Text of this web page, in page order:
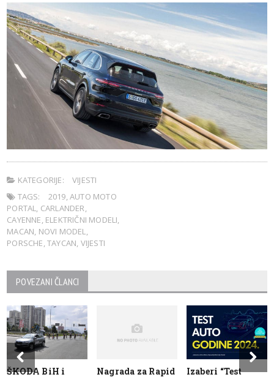
KATEGORIJE:
VIJESTI
TAGS:
2019,AUTO MOTO
PORTAL, CARLANDER,
CAYENNE, ELEKTRIČNI MODELI,
MACAN, NOVI MODEL,
PORSCHE,TAYCAN, VIJESTI
POVEZANI ČLANCI
ŠKODA BiH i
Nagrada za Rapid
Izaberi “Test